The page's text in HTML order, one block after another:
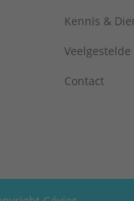
Kennis &
Contact